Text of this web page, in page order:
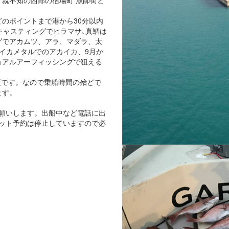
ポイントまで港から30分以内
スティングでヒラマサ､真鯛は
アカムツ、アラ、マダラ、太
カメタルでのアカイカ、9月か
ルアーフィッシングで狙える
す。なので乗船時間の殆どで
。
いします。出船中など電話に出
ト予約は停止していますので必